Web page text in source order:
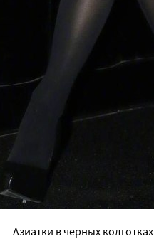
Азиатки в черных колготках